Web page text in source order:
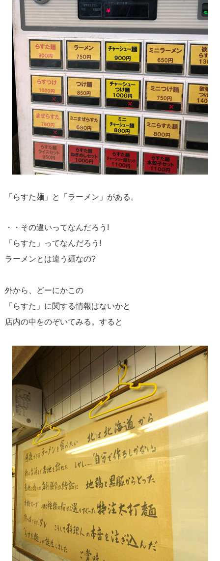
「らすた麺」と「ラーメン」がある。
・・その違いってなんだろう!
「らすた」ってなんだろう!
ラーメンとは違う麺なの?
外から、どーにかこの
「らすた」に関する情報はないかと
店内の中をのぞいてみる。すると